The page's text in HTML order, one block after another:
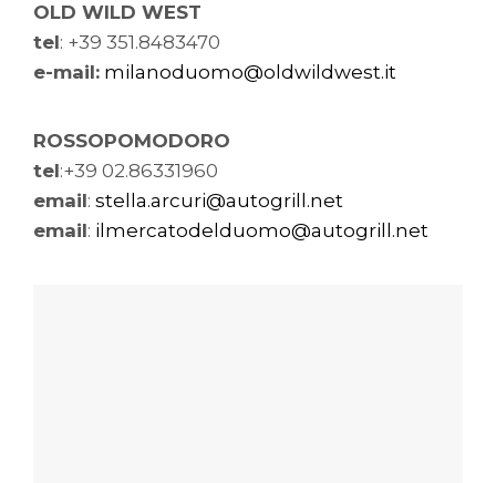
OLD WILD WEST
tel: +39 351.8483470
e-mail: milanoduomo@oldwildwest.it
ROSSOPOMODORO
tel:+39 02.86331960
email: stella.arcuri@autogrill.net
email: ilmercatodelduomo@autogrill.net